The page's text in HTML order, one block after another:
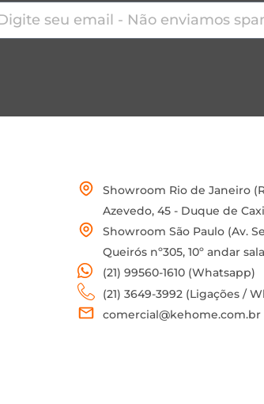
Showroom Rio de Janeiro
Azevedo, 45 - Duque de
Showroom São Paulo (Av.
Queirós nº305, 10º andar
(21) 99560-1610 (Whatsapp)
(21) 3649-3992 (Ligações /
comercial@kehome.com.br